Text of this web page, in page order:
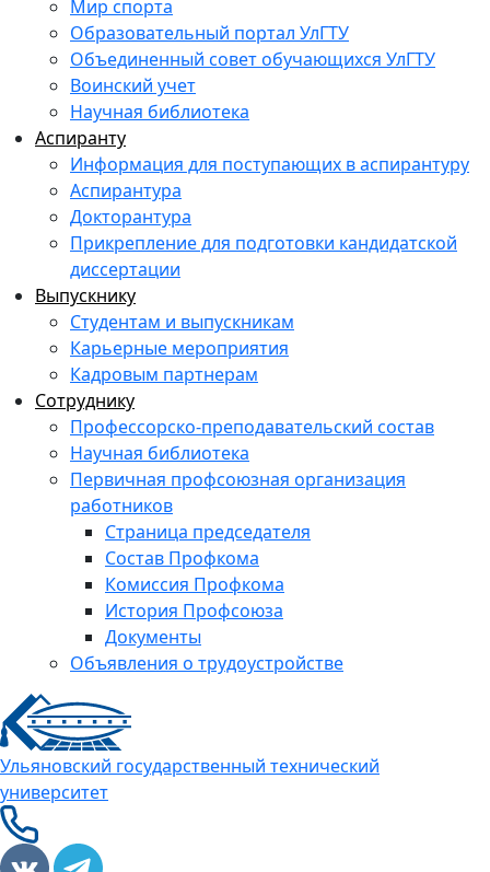
Мир спорта
Образовательный портал УлГТУ
Объединенный совет обучающихся УлГТУ
Воинский учет
Научная библиотека
Аспиранту
Информация для поступающих в аспирантуру
Аспирантура
Докторантура
Прикрепление для подготовки кандидатской
диссертации
Выпускнику
Студентам и выпускникам
Карьерные мероприятия
Кадровым партнерам
Сотруднику
Профессорско-преподавательский состав
Научная библиотека
Первичная профсоюзная организация
работников
Страница председателя
Состав Профкома
Комиссия Профкома
История Профсоюза
Документы
Объявления о трудоустройстве
Ульяновский государственный технический
университет